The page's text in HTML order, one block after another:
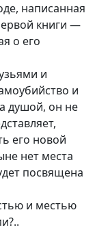
написанная
книги —
о его
и
и
душой, он не
его новой
нет места
посвящена
и местью